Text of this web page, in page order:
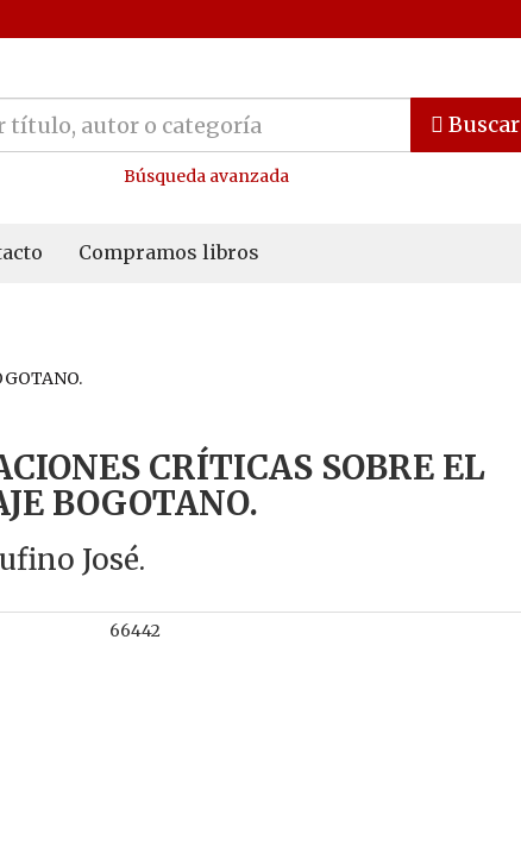
Buscar
Búsqueda avanzada
Compramos libros
CRÍTICAS SOBRE EL
BOGOTANO.
José.
66442